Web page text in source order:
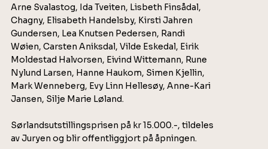
Arne Svalastog, Ida Tveiten, Lisbeth Finsådal,
Chagny, Elisabeth Handelsby, Kirsti Jahren
Gundersen, Lea Knutsen Pedersen, Randi
Wøien, Carsten Aniksdal, Vilde Eskedal, Eirik
Moldestad Halvorsen, Eivind Wittemann, Rune
Nylund Larsen, Hanne Haukom, Simen Kjellin,
Mark Wenneberg, Evy Linn Hellesøy, Anne-Kari
Jansen, Silje Marie Løland.
Sørlandsutstillingsprisen på kr 15.000.-, tildeles
av Juryen og blir offentliggjort på åpningen.